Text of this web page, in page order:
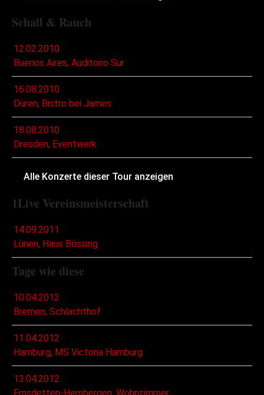
Schall & Rauch
12.02.2010
Buenos Aires, Auditorio Sur
16.08.2010
Düren, Bistro bei James
18.08.2010
Dresden, Eventwerk
Alle Konzerte dieser Tour anzeigen
1Live Vereinsmeisterschaft
14.09.2011
Lünen, Haus Bössing
Tage wie diese
10.04.2012
Bremen, Schlachthof
11.04.2012
Hamburg, MS Victoria Hamburg
13.04.2012